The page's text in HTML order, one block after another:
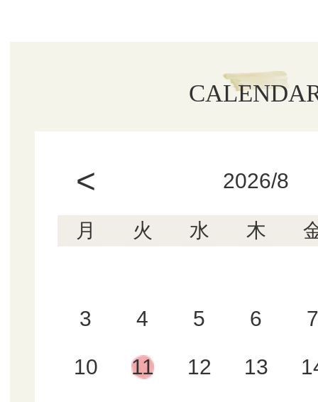
< 2026/8
月 火 水 木
3 4 5 6 7
10 11 12 13